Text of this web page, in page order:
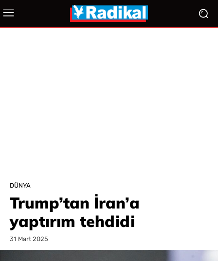
DÜNYA
Trump’tan İran’a
yaptırım tehdidi
31 Mart 2025